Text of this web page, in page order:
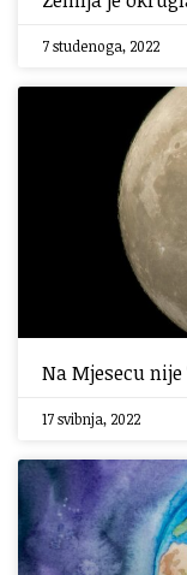
7 studenoga, 2022
Na Mjesecu
17 svibnja, 2022